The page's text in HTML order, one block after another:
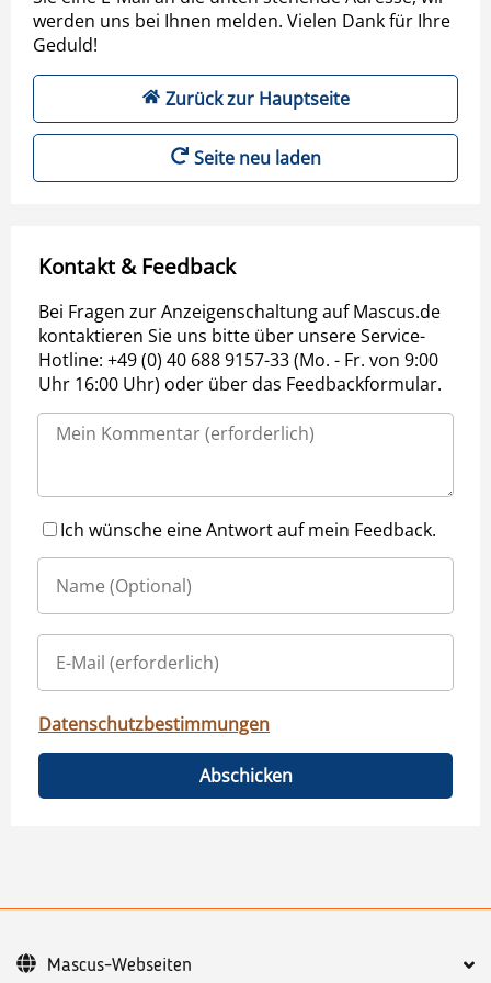
werden uns bei Ihnen melden. Vielen Dank für Ihre
Geduld!
Zurück zur Hauptseite
Seite neu laden
Kontakt & Feedback
Bei Fragen zur Anzeigenschaltung auf Mascus.de
kontaktieren Sie uns bitte über unsere Service-
Hotline: +49 (0) 40 688 9157-33 (Mo. - Fr. von 9:00
Uhr 16:00 Uhr) oder über das Feedbackformular.
Ich wünsche eine Antwort auf mein Feedback.
Datenschutzbestimmungen
Abschicken
Mascus-Webseiten